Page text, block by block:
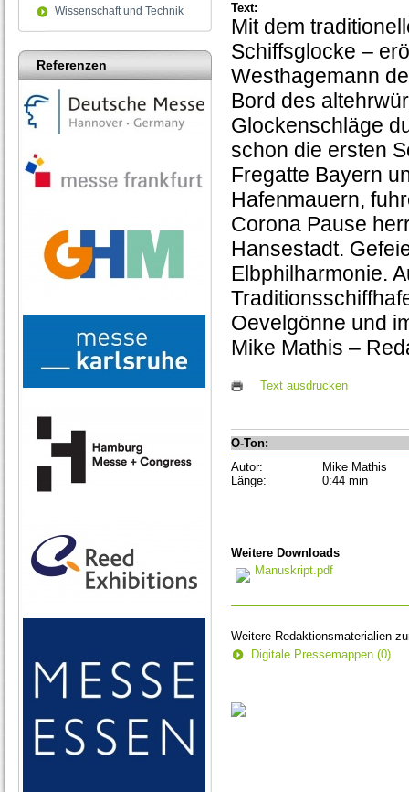
Wissenschaft und Technik
Referenzen
Text:
Mit dem
Schiffsglocke –
Westhagemann
Bord des
Glockenschläge
schon die ersten
Fregatte Bayern
Hafenmauern,
Corona Pause
Hansestadt.
Elbphilharmonie.
Oevelgönne und
Mike Mathis –
Text ausdrucken
O-Ton:
Autor:
Mike Mathis
Länge:
0:44 min
Weitere Downloads
Manuskript.pdf
Weitere Redaktionsmaterialien
Digitale Pressemappen (0)